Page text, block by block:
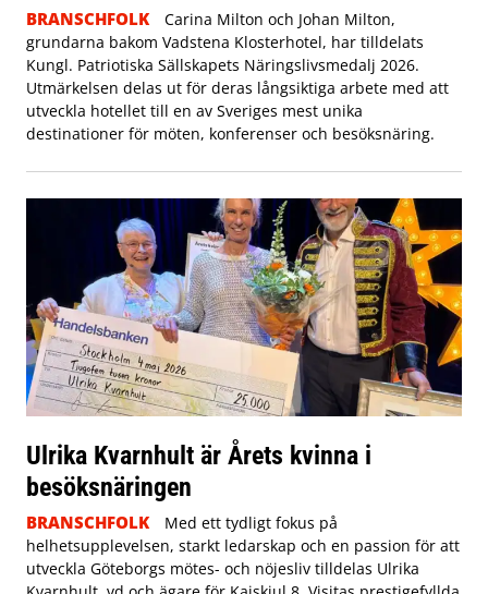
BRANSCHFOLK
Carina Milton och Johan Milton,
grundarna bakom Vadstena Klosterhotel, har tilldelats
Kungl. Patriotiska Sällskapets Näringslivsmedalj 2026.
Utmärkelsen delas ut för deras långsiktiga arbete med att
utveckla hotellet till en av Sveriges mest unika
destinationer för möten, konferenser och besöksnäring.
Ulrika Kvarnhult är Årets kvinna i
besöksnäringen
BRANSCHFOLK
Med ett tydligt fokus på
helhetsupplevelsen, starkt ledarskap och en passion för att
utveckla Göteborgs mötes- och nöjesliv tilldelas Ulrika